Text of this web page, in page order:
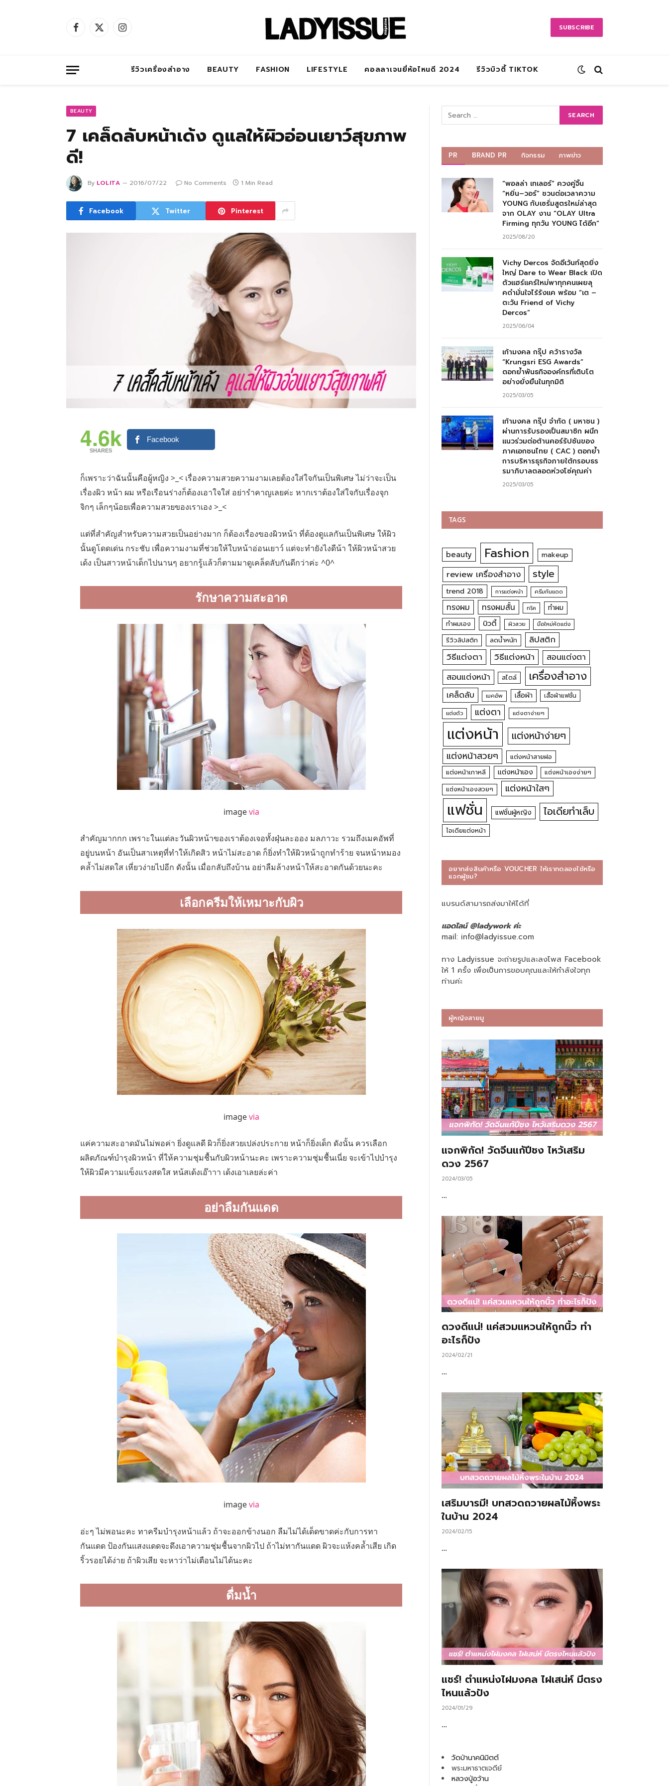
Facebook
X
Instagram SUBSCRIBE
รีวิวเครื่องสำอาง BEAUTY FASHION LIFESTYLE คอลลาเจนยี่ห้อไหนดี 2024 รีวิวบิวตี้ TIKTOK
BEAUTY
7 เคล็ดลับหน้าเด้ง ดูแลให้ผิวอ่อนเยาว์สุขภาพ
ดี!
By LOLITA 2016/07/22 No Comments 1 Min Read
Facebook Twitter Pinterest
4.6k
SHARES
Facebook
ก็เพราะว่าฉันนั้นคือผู้หญิง >_< เรื่องความสวยความงามเลยต้องใส่ใจกันเป็นพิเศษ ไม่ว่าจะเป็น
เรื่องผิว หน้า ผม หรือเรือนร่างก็ต้องเอาใจใส่ อย่ารำคาญเลยค่ะ หากเราต้องใส่ใจกับเรื่องจุก
จิกๆ เล็กๆน้อยเพื่อความสวยของเราเอง >_<
แต่ที่สำคัญสำหรับความสวยเป็นอย่างมาก ก็ต้องเรื่องของผิวหน้า ที่ต้องดูแลกันเป็นพิเศษ ให้ผิว
นั้นดูโดดเด่น กระชับ เพื่อความงามที่ช่วยให้ใบหน้าอ่อนเยาว์ แต่จะทำยังไงดีน้า ให้ผิวหน้าสวย
เด้ง เป็นสาวหน้าเด็กไปนานๆ อยากรู้แล้วก็ตามมาดูเคล็ดลับกันดีกว่าค่ะ ^0^
รักษาความสะอาด
imagevia
สำคัญมากกก เพราะในแต่ละวันผิวหน้าของเราต้องเจอทั้งฝุ่นละออง มลภาวะ รวมถึงเมคอัพที่
อยู่บนหน้า อันเป็นสาเหตุที่ทำให้เกิดสิว หน้าไม่สะอาด ก็ยิ่งทำให้ผิวหน้าถูกทำร้าย จนหน้าหมอง
คล้ำไม่สดใส เหี่ยวง่ายไปอีก ดังนั้น เมื่อกลับถึงบ้าน อย่าลืมล้างหน้าให้สะอาดกันด้วยนะคะ
เลือกครีมให้เหมาะกับผิว
imagevia
แค่ความสะอาดมันไม่พอค่า ยิ่งดูแลดี ผิวก็ยิ่งสวยเปล่งประกาย หน้าก็ยิ่งเด็ก ดังนั้น ควรเลือก
ผลิตภัณฑ์บำรุงผิวหน้า ที่ให้ความชุ่มชื้นกับผิวหน้านะคะ เพราะความชุ่มชื้นเนี่ย จะเข้าไปบำรุง
ให้ผิวมีความแข็งแรงสดใส หน้สเด้งเอ๊าาา เด้งเอาเลยล่ะค่า
อย่าลืมกันแดด
imagevia
อ่ะๆ ไม่พอนะคะ ทาครีมบำรุงหน้าแล้ว ถ้าจะออกข้างนอก ลืมไม่ได้เด็ดขาดค่ะกับการทา
กันแดด ป้องกันแสงแดดจะดึงเอาความชุ่มชื้นจากผิวไป ถ้าไม่ทากันแดด ผิวจะแห้งคล้ำเสีย เกิด
ริ้วรอยได้ง่าย ถ้าผิวเสีย จะหาว่าไม่เตือนไม่ได้นะคะ
ดื่มน้ำ
PR BRAND PR กิจกรรม ภาพข่าว
“พอลล่า เทเลอร์” ควงคู่จิ้น
“หยิ่น–วอร์” ชวนต่อเวลาความ
YOUNG กับเซรั่มสูตรใหม่ล่าสุด
จาก OLAY งาน “OLAY Ultra
Firming ทุกวัน YOUNG ได้อีก”
2025/08/20
Vichy Dercos จัดอีเว้นท์สุดยิ่ง
ใหญ่ Dare to Wear Black เปิด
ตัวแฮร์แคร์ใหม่พาทุกคนเผยลุ
คดำมั่นใจไร้รังแค พร้อม “เต –
ตะวัน Friend of Vichy
Dercos”
2025/06/04
เก้ามงคล กรุ๊ป คว้ารางวัล
“Krungsri ESG Awards”
ตอกย้ำพันธกิจองค์กรที่เติบโต
อย่างยั่งยืนในทุกมิติ
2025/03/05
เก้ามงคล กรุ๊ป จำกัด ( มหาชน )
ผ่านการรับรองเป็นสมาชิก ผนึก
แนวร่วมต่อต้านคอร์รัปชันของ
ภาคเอกชนไทย ( CAC ) ตอกย้ำ
การบริหารธุรกิจภายใต้กรอบธร
รมาภิบาลตลอดห่วงโซ่คุณค่า
2025/03/05
TAGS
beauty Fashion makeup
review เครื่องสำอาง style
trend 2018 การแต่งหน้า ครีมกันแดด
ทรงผม ทรงผมสั้น ทริค ทำผม
ทำผมเอง บิวตี้ ผิวสวย มือใหม่หัดแต่ง
รีวิวลิปสติก ลดน้ำหนัก ลิปสติก
วิธีแต่งตา วิธีแต่งหน้า สอนแต่งตา
สอนแต่งหน้า สไตล์ เครื่องสำอาง
เคล็ดลับ เมคอัพ เสื้อผ้า เสื้อผ้าแฟชั่น
แต่งตัว แต่งตา แต่งตาง่ายๆ
แต่งหน้า แต่งหน้าง่ายๆ
แต่งหน้าสวยๆ
แต่งหน้าสายฝอ
แต่งหน้าเกาหลี
แต่งหน้าเอง
แต่งหน้าเองง่ายๆ
แต่งหน้าเองสวยๆ
แต่งหน้าใสๆ
แฟชั่น แฟชั่นผู้หญิง ไอเดียทำเล็บ
ไอเดียแต่งหน้า
อยากส่งสินค้าหรือ VOUCHER ให้เราทดลองใช้หรือ
แจกผู้ชม?
แบรนด์สามารถส่งมาให้ได้ที่
แอดไลน์ @ladywork ค่ะ
mail: info@ladyissue.com
ทาง Ladyissue จะถ่ายรูปและลงโพส Facebook
ให้ 1 ครั้ง เพื่อเป็นการขอบคุณและให้กำลังใจทุก
ท่านค่ะ
ผู้หญิงสายมู
แจกพิกัด! วัดจีนแก้ปีชง ไหว้เสริม
ดวง 2567
2024/03/05
…
ดวงดีแน่! แค่สวมแหวนให้ถูกนิ้ว ทำ
อะไรก็ปัง
2024/02/21
…
เสริมบารมี! บทสวดถวายผลไม้หิ้งพระ
ในบ้าน 2024
2024/02/15
…
แชร์! ตำแหน่งไฝมงคล ไฝเสน่ห์ มีตรง
ไหนแล้วปัง
2024/01/29
…
วัดป่านาคนิมิตต์
พระมหาธาตเจดีย์
หลวงปู่อว้าน